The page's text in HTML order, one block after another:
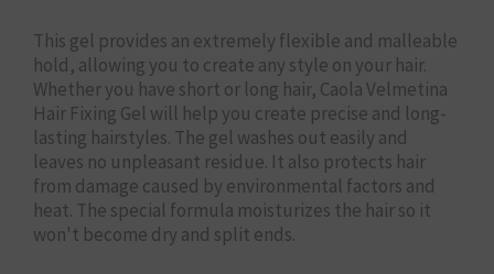
This gel provides an extremely flexible and malleable
hold, allowing you to create any style on your hair.
Whether you have short or long hair, Caola Velmetina
Hair Fixing Gel will help you create precise and long-
lasting hairstyles. The gel washes out easily and
leaves no unpleasant residue. It also protects hair
from damage caused by environmental factors and
heat. The special formula moisturizes the hair so it
won't become dry and split ends.